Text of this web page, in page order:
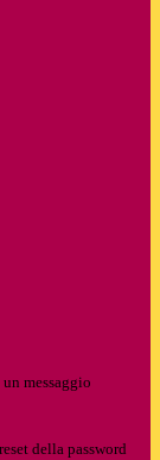
messaggio
della password